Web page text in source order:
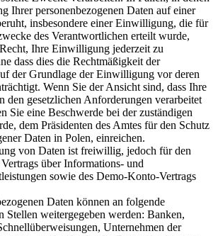
Ihrer personenbezogenen Daten auf einer
insbesondere einer Einwilligung, die für
des Verantwortlichen erteilt wurde,
Ihre Einwilligung jederzeit zu
dass dies die Rechtmäßigkeit der
der Grundlage der Einwilligung vor deren
Wenn Sie der Ansicht sind, dass Ihre
den gesetzlichen Anforderungen verarbeitet
Sie eine Beschwerde bei der zuständigen
dem Präsidenten des Amtes für den Schutz
Daten in Polen, einreichen.
von Daten ist freiwillig, jedoch für den
über Informations- und
sowie des Demo-Konto-Vertrags
Daten können an folgende
Stellen weitergegeben werden: Banken,
Unternehmen der